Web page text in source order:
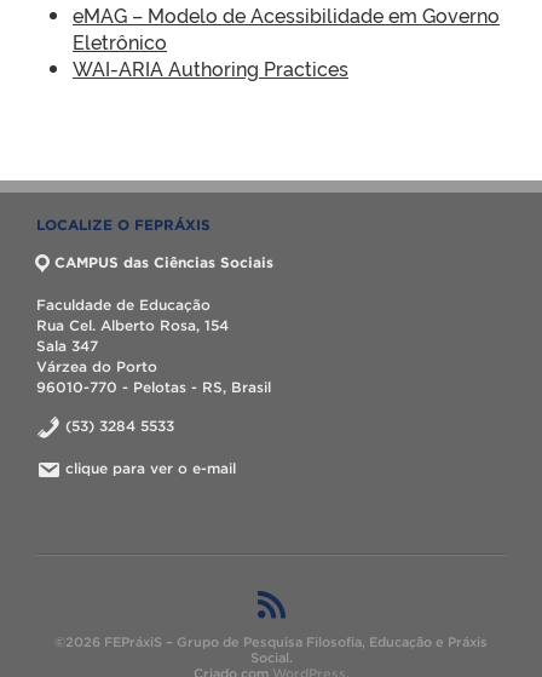
eMAG – Modelo de Acessibilidade em Governo
Eletrônico
WAI-ARIA Authoring Practices
LOCALIZE O FEPRÁXIS
CAMPUS das Ciências Sociais
Faculdade de Educação
Rua Cel. Alberto Rosa, 154
Sala 347
Várzea do Porto
96010-770 - Pelotas - RS, Brasil
(53) 3284 5533
clique para ver o e-mail
©2026 FEPráxiS – Grupo de Pesquisa Filosofia, Educação e Práxis
Social.
Criado com WordPress.